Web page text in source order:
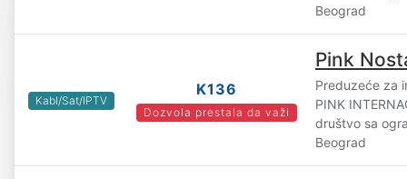
Beograd
Kabl/Sat/IPTV
K136
Dozvola prestala da važi
Pink
Preduzeće za
PINK
društvo sa
Beograd